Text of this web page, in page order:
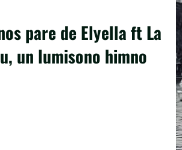
pare de Elyella ft La
un lumisono himno